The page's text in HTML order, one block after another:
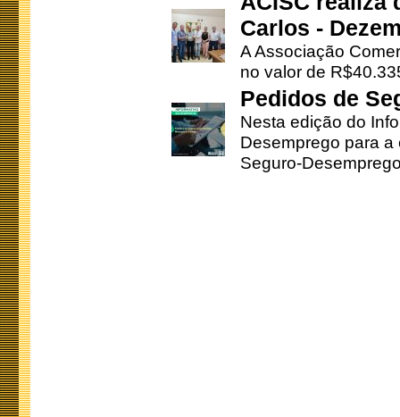
Carlos -
A Associação
no valor de
Pedidos de
Nesta edição do
Desemprego para
Seguro-